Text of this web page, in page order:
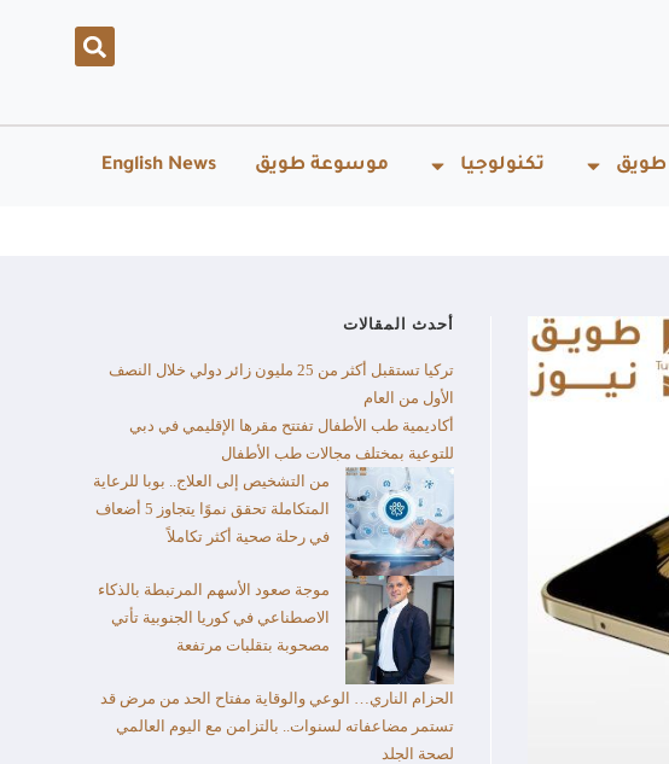
تكنولوجيا موسوعة طويق English News
أحدث المقالات
تركيا تستقبل أكثر من 25 مليون زائر دولي خلال النصف
الأول من العام​
أكاديمية طب الأطفال تفتتح مقرها الإقليمي في دبي
للتوعية بمختلف مجالات طب الأطفال
من التشخيص إلى العلاج.. بوبا للرعاية
المتكاملة تحقق نموًا يتجاوز 5 أضعاف
في رحلة صحية أكثر تكاملاً
موجة صعود الأسهم المرتبطة بالذكاء
الاصطناعي في كوريا الجنوبية تأتي
مصحوبة بتقلبات مرتفعة
الحزام الناري… الوعي والوقاية مفتاح الحد من مرض قد
تستمر مضاعفاته لسنوات.. بالتزامن مع اليوم العالمي
لصحة الجلد